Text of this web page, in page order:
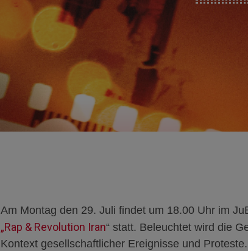
Am Montag den 29. Juli findet um 18.00 Uhr im
„Rap & Revolution Iran“ statt. Beleuchtet wird die
Kontext gesellschaftlicher Ereignisse und